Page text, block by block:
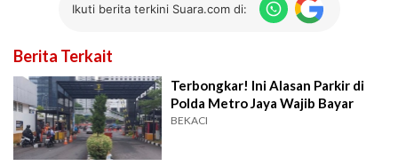
Ikuti berita terkini Suara.com di:
Berita Terkait
Terbongkar! Ini Alasan Parkir di
Polda Metro Jaya Wajib Bayar
BEKACI